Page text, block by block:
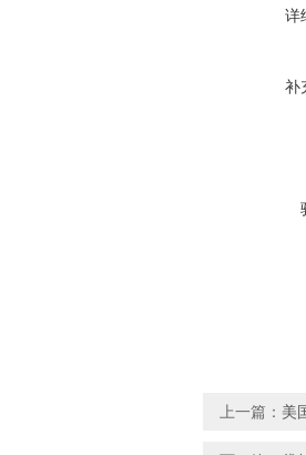
详
补
上一篇： 美